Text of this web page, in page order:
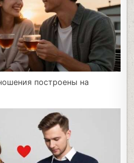
построены на